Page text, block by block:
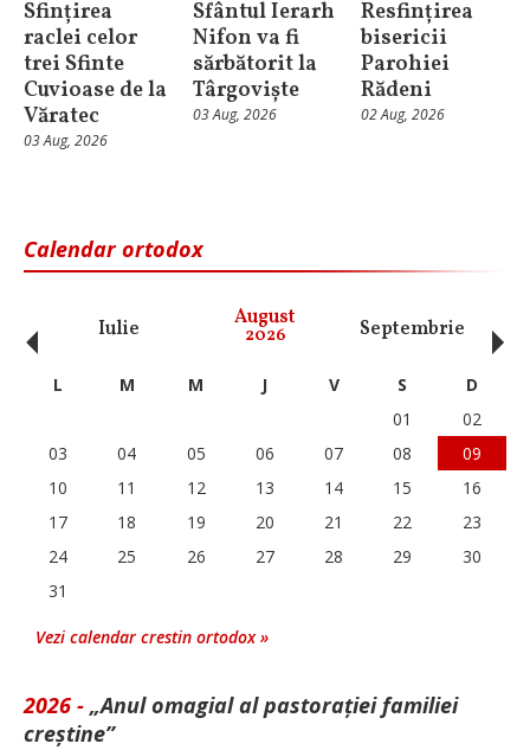
Sfințirea
raclei celor
trei Sfinte
Cuvioase de la
Văratec
03 Aug, 2026
Sfântul Ierarh
Nifon va fi
sărbătorit la
Târgoviște
03 Aug, 2026
Resfințirea
bisericii
Parohiei
Rădeni
02 Aug, 2026
Calendar ortodox
Iulie August
2026 Septembrie
‹ L M M J V S
D
01
02
03
04 05 06 07 08
09
10
11 12 13 14 15
16
17
18 19 20 21 22
23
24
25 26 27 28 29
30
31
Vezi calendar crestin ortodox »
2026 - „Anul omagial al pastorației familiei
creștine”